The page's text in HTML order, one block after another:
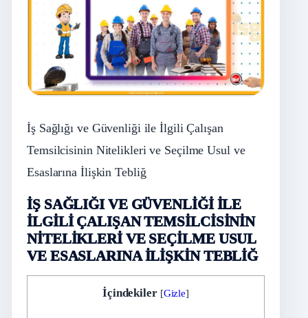
İş Sağlığı ve Güvenliği ile İlgili Çalışan
Temsilcisinin Nitelikleri ve Seçilme Usul ve
Esaslarına İlişkin Tebliğ
İŞ SAĞLIĞI VE GÜVENLİĞİ İLE
İLGİLİ ÇALIŞAN TEMSİLCİSİNİN
NİTELİKLERİ VE SEÇİLME USUL
VE ESASLARINA İLİŞKİN TEBLİĞ
İçindekiler [Gizle]